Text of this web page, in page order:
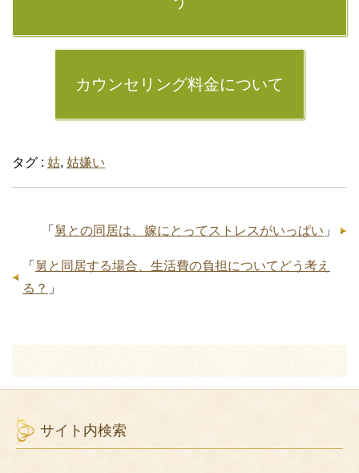
カウンセリング料金について
タグ : 姑, 姑嫌い
「 舅との同居は、嫁にとってストレスがいっぱい 」
「 舅と同居する場合、生活費の負担についてどう考え
る？ 」
サイト内検索